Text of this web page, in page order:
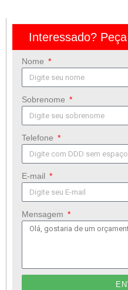
Interessado?
Nome
Sobrenome
Telefone
E-mail
Mensagem